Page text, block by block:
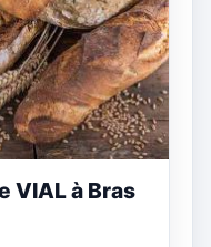
VIAL à Bras